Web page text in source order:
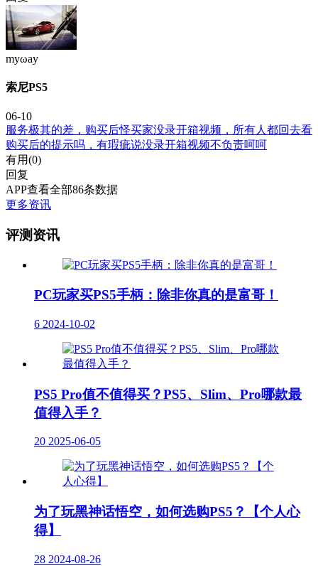
mуωaу
索尼PS5
06-10
服务极其的差，购买后怪买家没录开箱视频，所有人都回去看
购买后的提示吗，有瑕疵说没录开箱视频不负责呵呵
有用(0)
回复
APP查看全部86条数据
更多资讯
评测资讯
PC玩家买PS5手柄：除非你真的是富哥！
6 2024-10-02
PS5 Pro值不值得买？PS5、Slim、Pro哪款最
值得入手？
20 2025-06-05
为了玩黑神话悟空，如何选购PS5？【个人心
得】
28 2024-08-26